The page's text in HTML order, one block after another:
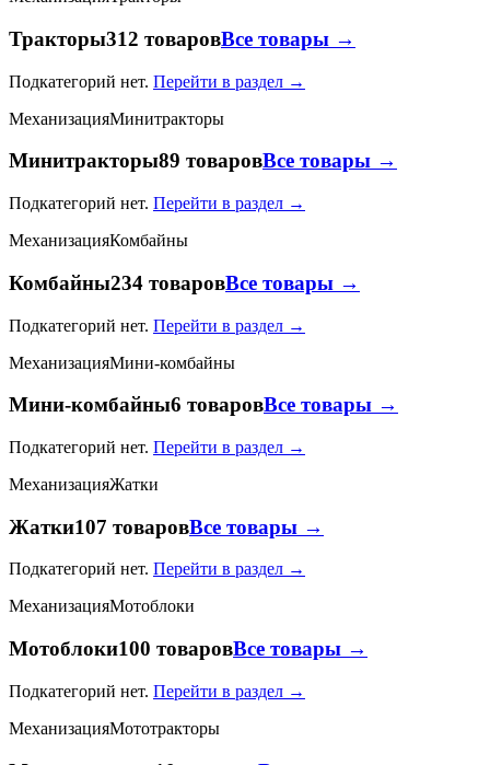
Тракторы312 товаровВсе товары →
Подкатегорий нет. Перейти в раздел →
МеханизацияМинитракторы
Минитракторы89 товаровВсе товары →
Подкатегорий нет. Перейти в раздел →
МеханизацияКомбайны
Комбайны234 товаровВсе товары →
Подкатегорий нет. Перейти в раздел →
МеханизацияМини-комбайны
Мини-комбайны6 товаровВсе товары →
Подкатегорий нет. Перейти в раздел →
МеханизацияЖатки
Жатки107 товаровВсе товары →
Подкатегорий нет. Перейти в раздел →
МеханизацияМотоблоки
Мотоблоки100 товаровВсе товары →
Подкатегорий нет. Перейти в раздел →
МеханизацияМототракторы